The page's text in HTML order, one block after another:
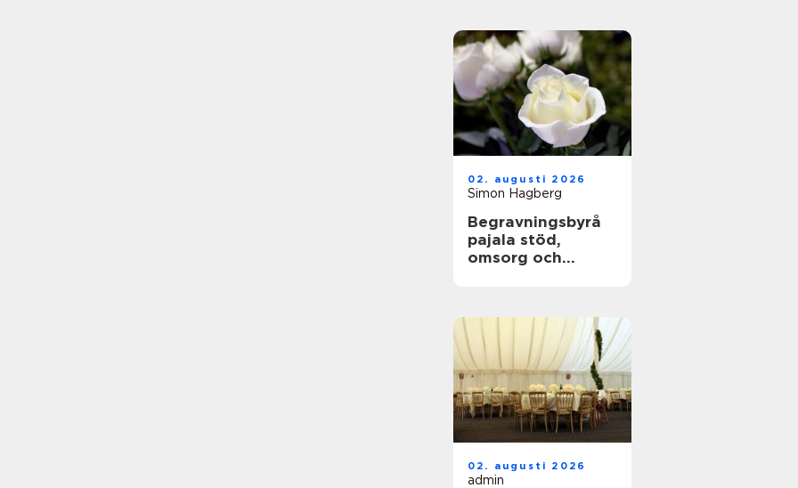
02. augusti 2026
Simon Hagberg
Begravningsbyrå
pajala stöd,
omsorg och
02. augusti 2026
admin